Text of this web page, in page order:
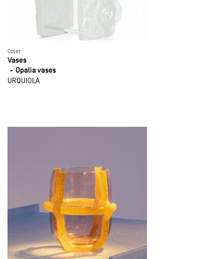
Objet
Vases
Opalia vases
URQUIOLA